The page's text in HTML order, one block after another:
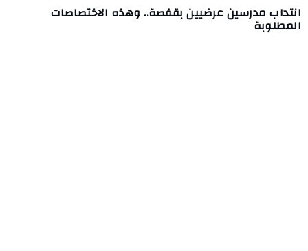
انتداب مدرسين عرضيين بقفصة.. وهذه الاختصاصات
المطلوبة